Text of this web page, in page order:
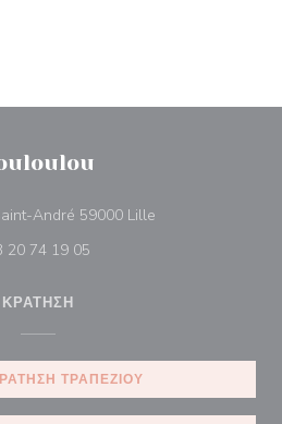
André 59000 Lille
20 74 19 05
ΚΡΆΤΗΣΗ
ΤΡΑΠΕΖΙΟΎ